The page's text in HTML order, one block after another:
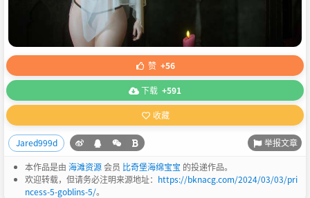
赞 +56
下载 +591
收藏
Jared999d 举报文章
本作品是由 海滩资源会员 比奇堡海绵宝宝 的投递作品。
欢迎转载，但请务必注明来源地址： https://bknacg.com/2024/03/03/pri
ncess-5-goblins-5/。